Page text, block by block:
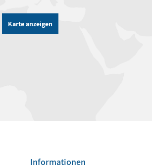
Karte anzeigen
Informationen